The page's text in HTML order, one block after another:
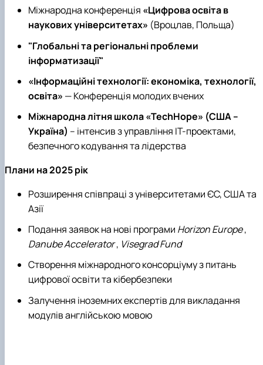
Міжнародна конференція «Цифрова освіта в
наукових університетах» (Вроцлав, Польща)
"Глобальні та регіональні проблеми
інформатизації"
«Інформаційні технології: економіка, технології,
освіта» — Конференція молодих вчених
Міжнародна літня школа «TechHope» (США –
Україна) – інтенсив з управління ІТ-проектами,
безпечного кодування та лідерства
Плани на 2025 рік
Розширення співпраці з університетами ЄС, США та
Азії
Подання заявок на нові програми Horizon Europe,
Danube Accelerator, Visegrad Fund
Створення міжнародного консорціуму з питань
цифрової освіти та кібербезпеки
Залучення іноземних експертів для викладання
модулів англійською мовою